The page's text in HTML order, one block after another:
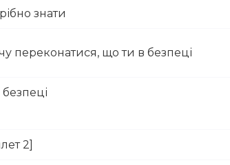
знати
переконатися, що ти в безпеці
2]